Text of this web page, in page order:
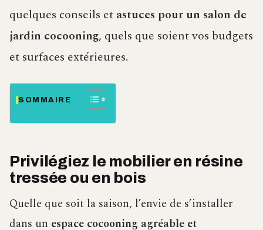
quelques conseils et astuces pour un salon de
jardin cocooning, quels que soient vos budgets
et surfaces extérieures.
SOMMAIRE
Privilégiez le mobilier en résine
tressée ou en bois
Quelle que soit la saison, l’envie de s’installer
dans un espace cocooning agréable et